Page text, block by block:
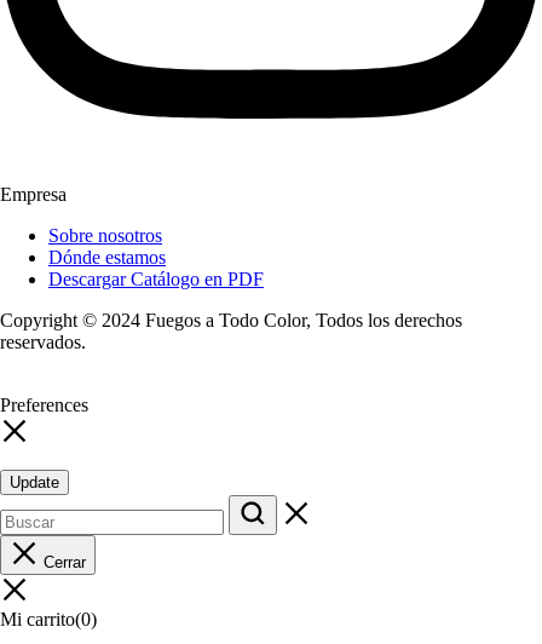
Empresa
Sobre nosotros
Dónde estamos
Descargar Catálogo en PDF
Copyright © 2024 Fuegos a Todo Color, Todos los derechos
reservados.
Preferences
Update
Cerrar
Mi carrito(0)